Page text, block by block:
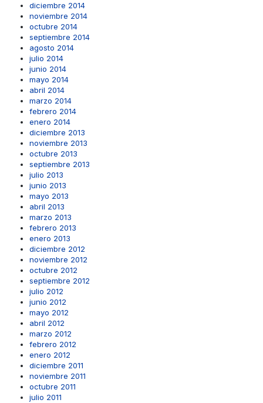
diciembre 2014
noviembre 2014
octubre 2014
septiembre 2014
agosto 2014
julio 2014
junio 2014
mayo 2014
abril 2014
marzo 2014
febrero 2014
enero 2014
diciembre 2013
noviembre 2013
octubre 2013
septiembre 2013
julio 2013
junio 2013
mayo 2013
abril 2013
marzo 2013
febrero 2013
enero 2013
diciembre 2012
noviembre 2012
octubre 2012
septiembre 2012
julio 2012
junio 2012
mayo 2012
abril 2012
marzo 2012
febrero 2012
enero 2012
diciembre 2011
noviembre 2011
octubre 2011
julio 2011